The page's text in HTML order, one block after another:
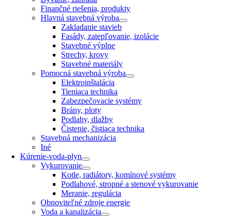
Finančné riešenia, produkty
Hlavná stavebná výroba
Zakladanie stavieb
Fasády, zatepľovanie, izolácie
Stavebné výplne
Strechy, krovy
Stavebné materiály
Pomocná stavebná výroba
Elektroinštalácia
Tieniaca technika
Zabezpečovacie systémy
Brány, ploty
Podlahy, dlažby
Čistenie, čistiaca technika
Stavebná mechanizácia
Iné
Kúrenie-voda-plyn
Vykurovanie
Kotle, radiátory, komínové systémy
Podlahové, stropné a stenové vykurovanie
Meranie, regulácia
Obnoviteľné zdroje energie
Voda a kanalizácia